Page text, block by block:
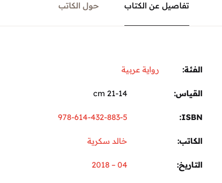
تفاصيل عن الكتاب حول الكاتب
الفئة: رواية عربية
القياس 21-14 cm
ISBN
978-614-432-883-5
الكاتب خالد سكرية
التاريخ 04 – 2018